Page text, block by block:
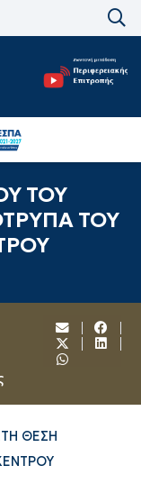
ΤΟΥ
ΤΟΥ
ΘΕΣΗ